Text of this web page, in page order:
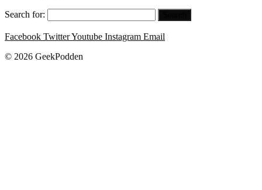
Search for:
Facebook TwitterYoutube Instagram Email
© 2026 GeekPodden